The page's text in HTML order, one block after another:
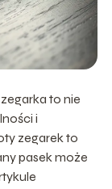
to nie
i
zegarek to
pasek może